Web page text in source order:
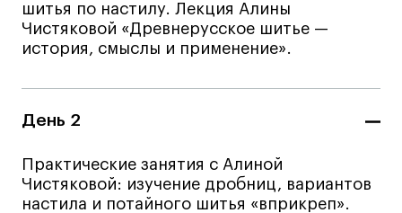
Преподаватели
Лицензии и аккредитации
Партнеры
Вакансии
Контакты
шитья по настилу. Лекция Алины
Чистяковой «Древнерусское шитье —
история, смыслы и применение».
День 2
Практические занятия с Алиной
Чистяковой: изучение дробниц, вариантов
настила и потайного шитья «вприкреп».